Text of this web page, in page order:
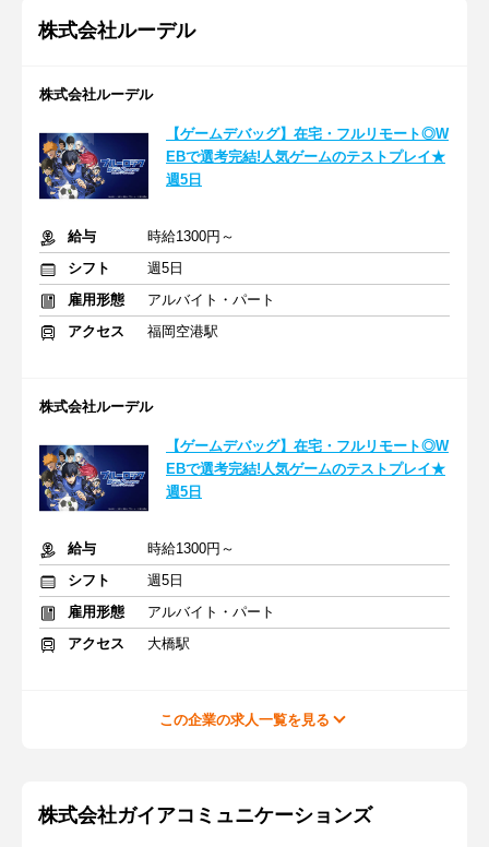
株式会社ルーデル
株式会社ルーデル
【ゲームデバッグ】在宅・フルリモート◎W
EBで選考完結!人気ゲームのテストプレイ★
週5日
給与
時給1300円～
シフト
週5日
雇用形態
アルバイト・パート
アクセス
福岡空港駅
株式会社ルーデル
【ゲームデバッグ】在宅・フルリモート◎W
EBで選考完結!人気ゲームのテストプレイ★
週5日
給与
時給1300円～
シフト
週5日
雇用形態
アルバイト・パート
アクセス
大橋駅
この企業の求人一覧を見る
株式会社ガイアコミュニケーションズ